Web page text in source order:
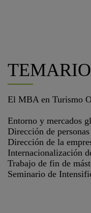
TEMARIO
El MBA en Turismo
Entorno y mercados
Dirección de personas
Dirección de la
Internacionalización
Trabajo de fin de
Seminario de